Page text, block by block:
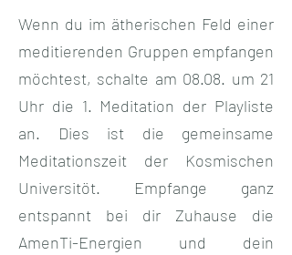
Wenn du im ätherischen Feld einer
meditierenden Gruppen empfangen
möchtest, schalte am 08.08. um 21
Uhr die 1. Meditation der Playliste
an. Dies ist die gemeinsame
Meditationszeit der Kosmischen
Universitöt. Empfange ganz
entspannt bei dir Zuhause die
AmenTi-Energien und dein